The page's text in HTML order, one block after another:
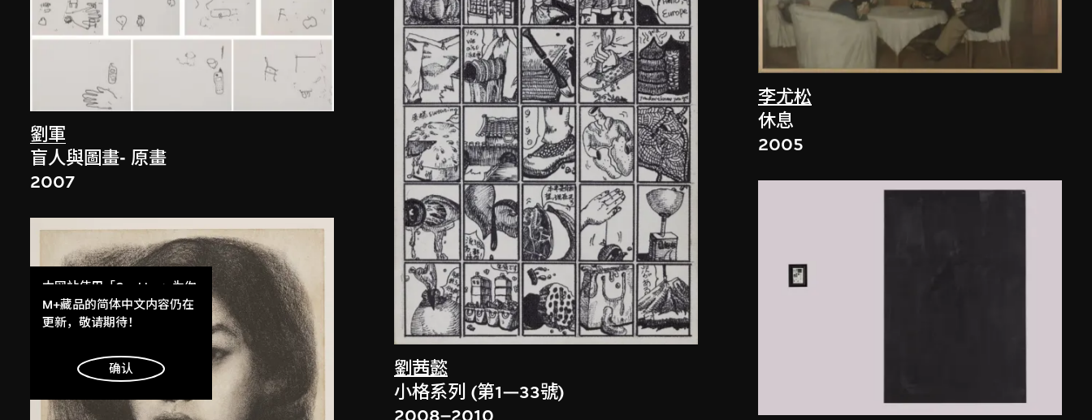
劉軍
盲人與圖畫- 原畫
2007
劉茜懿
小格系列 (第1—33號)
2008–2010
李尤松
休息
2005
本网站使用「Cookies」为你
提供最好的网站体验。
了解更多
明白
M+藏品的简体中文内容仍在
更新，敬请期待！
确认